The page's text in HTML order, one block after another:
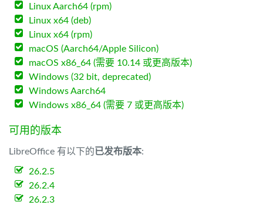
Linux Aarch64 (rpm)
Linux x64 (deb)
Linux x64 (rpm)
macOS (Aarch64/Apple Silicon)
macOS x86_64 (需要 10.14 或更高版本)
Windows (32 bit, deprecated)
Windows Aarch64
Windows x86_64 (需要 7 或更高版本)
可用的版本
LibreOffice 有以下的已发布版本:
26.2.5
26.2.4
26.2.3